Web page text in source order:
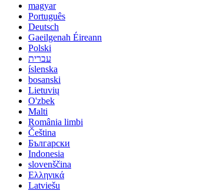
magyar
Português
Deutsch
Gaeilgenah Éireann
Polski
עברית
íslenska
bosanski
Lietuvių
O'zbek
Malti
România limbi
Čeština
Български
Indonesia
slovenščina
Ελληνικά
Latviešu